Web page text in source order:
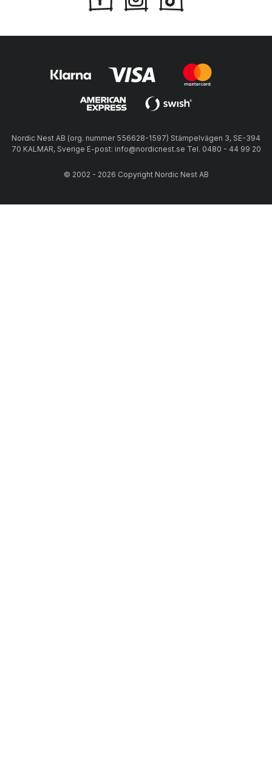
Nordic Nest AB (org. nummer 556628-1597) Stämpelvägen 3, SE-394
70 KALMAR, Sverige E-post: info@nordicnest.se Tel. 0480 - 44 99 20
© 2002 - 2026 Copyright Nordic Nest AB